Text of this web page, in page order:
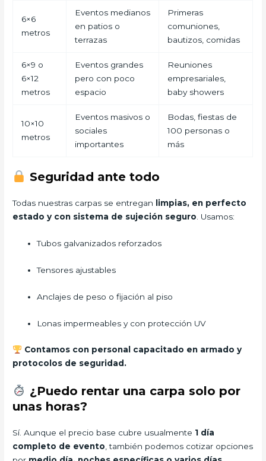
6×6
metros
Eventos medianos
en patios o
terrazas
Primeras
comuniones,
bautizos, comidas
6×9 o
6×12
metros
Eventos grandes
pero con poco
espacio
Reuniones
empresariales,
baby showers
10×10
metros
Eventos masivos o
sociales
importantes
Bodas, fiestas de
100 personas o
más
Seguridad ante todo
Todas nuestras carpas se entregan
limpias, en perfecto
estado y con sistema de sujeción seguro . Usamos:
Tubos galvanizados reforzados
Tensores ajustables
Anclajes de peso o fijación al piso
Lonas impermeables y con protección UV
Contamos con personal capacitado en armado y
protocolos de seguridad.
¿Puedo rentar una carpa solo por
unas horas?
Sí. Aunque el precio base cubre usualmente 1 día
completo de evento, también podemos cotizar opciones